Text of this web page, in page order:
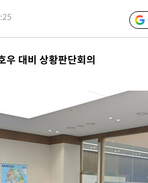
울·경기도 선관위 등 9곳
합…1%대 상승 출발
른 6365.07 개장
발.. 14명 부상, 3명은 중
대경보'
로 남부 케슘섬에서 두차
품 15% 관세, 120일 후
서명
우 대비 상황판단회의